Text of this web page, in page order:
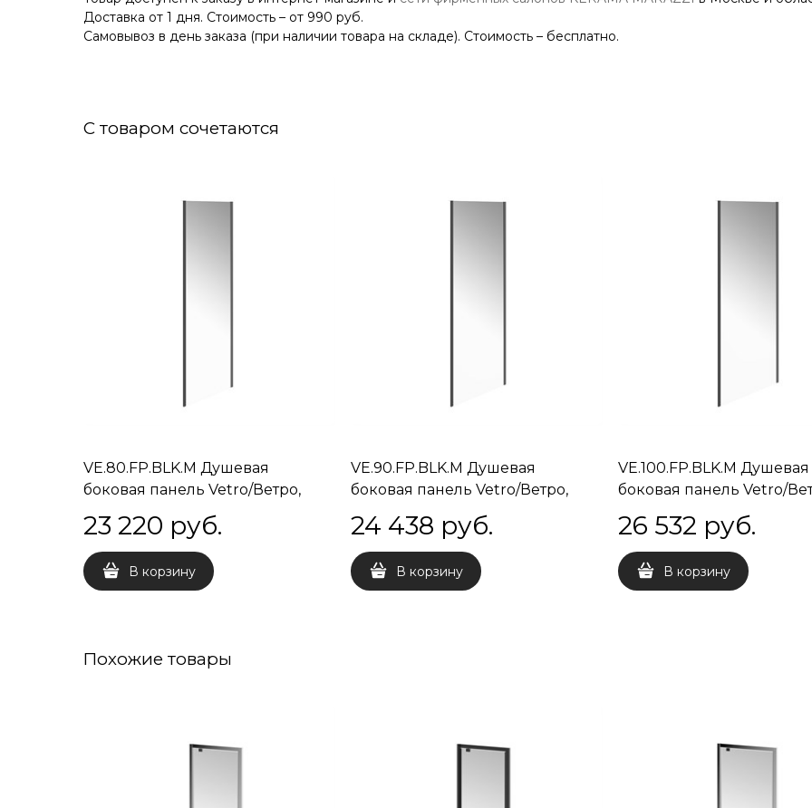
Доставка от 1 дня. Стоимость – от 990 руб.
Самовывоз в день заказа (при наличии товара на складе). Стоимость – бесплатно.
С товаром сочетаются
VE.80.FP.BLK.M Душевая
боковая панель Vetro/Ветро,
80х195, матовый черный
23 220 руб.
В корзину
VE.90.FP.BLK.M Душевая
боковая панель Vetro/Ветро,
90х195, матовый черный
24 438 руб.
В корзину
VE.100.FP.BLK.M Душевая
боковая панель Vetro/
100х195, матовый черный
26 532 руб.
В корзину
Похожие товары